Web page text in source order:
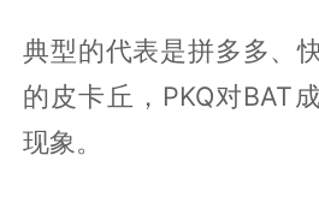
典型的代表是拼多多、
的皮卡丘，PKQ对BAT
现象。